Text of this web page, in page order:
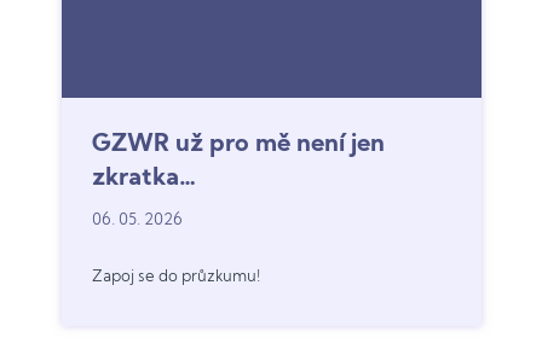
GZWR už pro mě není jen
zkratka…
06. 05. 2026
Zapoj se do průzkumu!